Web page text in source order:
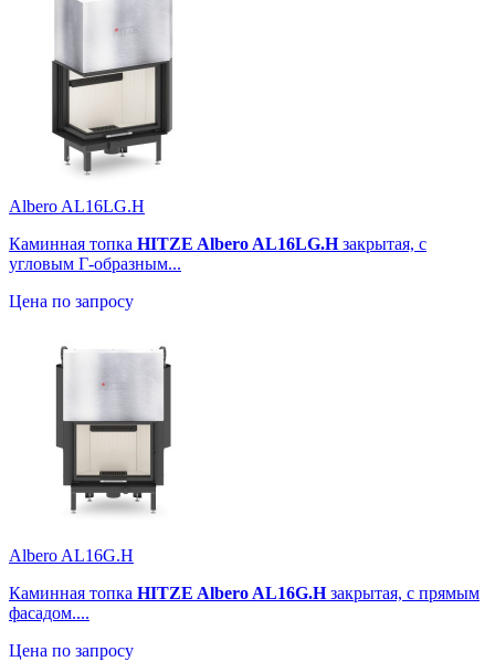
Albero AL16LG.H
Каминная топка HITZE Albero AL16LG.Hзакрытая, с
угловым Г-образным...
Цена по запросу
Albero AL16G.H
Каминная топка HITZE Albero AL16G.Hзакрытая, с прямым
фасадом....
Цена по запросу